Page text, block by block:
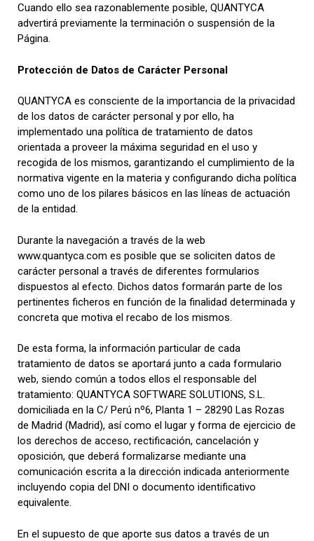
Cuando ello sea razonablemente posible, QUANTYCA
advertirá previamente la terminación o suspensión de la
Página.
Protección de Datos de Carácter Personal
QUANTYCA es consciente de la importancia de la privacidad
de los datos de carácter personal y por ello, ha
implementado una política de tratamiento de datos
orientada a proveer la máxima seguridad en el uso y
recogida de los mismos, garantizando el cumplimiento de la
normativa vigente en la materia y configurando dicha política
como uno de los pilares básicos en las líneas de actuación
de la entidad.
Durante la navegación a través de la web
www.quantyca.com es posible que se soliciten datos de
carácter personal a través de diferentes formularios
dispuestos al efecto. Dichos datos formarán parte de los
pertinentes ficheros en función de la finalidad determinada y
concreta que motiva el recabo de los mismos.
De esta forma, la información particular de cada
tratamiento de datos se aportará junto a cada formulario
web, siendo común a todos ellos el responsable del
tratamiento: QUANTYCA SOFTWARE SOLUTIONS, S.L.
domiciliada en la C/ Perú nº6, Planta 1 – 28290 Las Rozas
de Madrid (Madrid), así como el lugar y forma de ejercicio de
los derechos de acceso, rectificación, cancelación y
oposición, que deberá formalizarse mediante una
comunicación escrita a la dirección indicada anteriormente
incluyendo copia del DNI o documento identificativo
equivalente.
En el supuesto de que aporte sus datos a través de un